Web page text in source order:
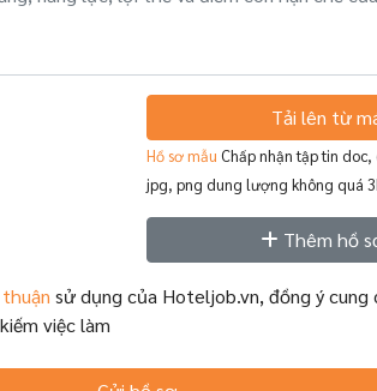
Tải lên từ
Hồ sơ mẫu Chấp nhận tập tin
jpg, png dung lượng không quá
Thêm hồ
sử dụng của Hoteljob.vn, đồng ý cung
việc làm